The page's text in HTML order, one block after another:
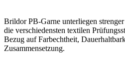
Brildor PB-Garne unterliegen
die verschiedensten textilen
Bezug auf Farbechtheit,
Zusammensetzung.